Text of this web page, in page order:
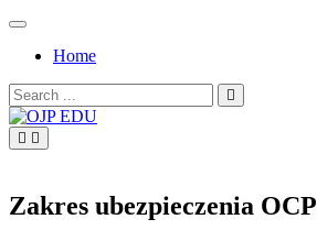
Skip
contentHome
Search
for:
Zakres ubezpieczenia OCP